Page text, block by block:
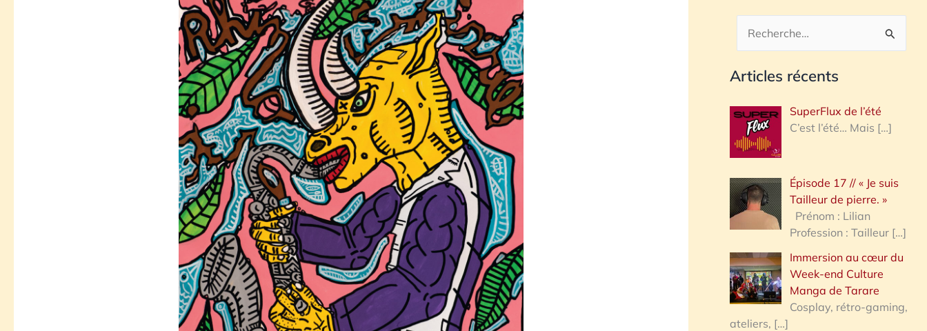
c
h
r
h
e
:
Articles récents
SuperFlux de l’été
C’est l’été… Mais […]
Épisode 17 // « Je suis
Tailleur de pierre. »
Prénom : Lilian
Profession : Tailleur […]
Immersion au cœur du
Week-end Culture
Manga de Tarare
Cosplay, rétro-gaming,
ateliers, […]